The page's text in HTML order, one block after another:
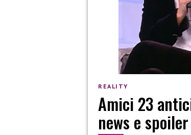
REALITY
Amici 23
news e spoiler